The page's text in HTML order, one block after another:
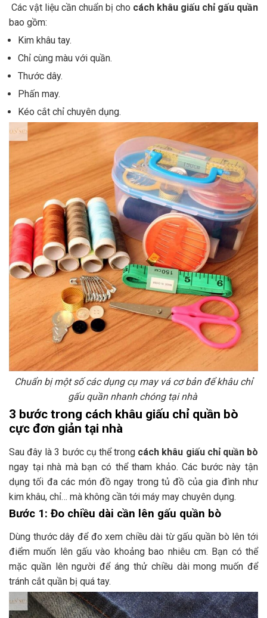
Các vật liệu cần chuẩn bị cho cách khâu giấu chỉ gấu quần
bao gồm:
Kim khâu tay.
Chỉ cùng màu với quần.
Thước dây.
Phấn may.
Kéo cắt chỉ chuyên dụng.
Chuẩn bị một số các dụng cụ may vá cơ bản để khâu chỉ
gấu quần nhanh chóng tại nhà
3 bước trong cách khâu giấu chỉ quần bò
cực đơn giản tại nhà
Sau đây là 3 bước cụ thể trong cách khâu giấu chỉ quần bò
ngay tại nhà mà bạn có thể tham khảo. Các bước này tận
dụng tối đa các món đồ ngay trong tủ đồ của gia đình như
kim khâu, chỉ… mà không cần tới máy may chuyên dụng.
Bước 1: Đo chiều dài cần lên gấu quần bò
Dùng thước dây để đo xem chiều dài từ gấu quần bò lên tới
điểm muốn lên gấu vào khoảng bao nhiêu cm. Bạn có thể
mặc quần lên người để áng thử chiều dài mong muốn để
tránh cắt quần bị quá tay.